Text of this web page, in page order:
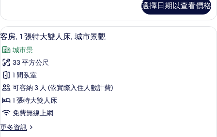
的
所
有
相
片
套
房,
2
臥
室
的
詳
情
選擇日期以查看價格
顯
示
客
房,
張
特
大
雙
高級寢具、舒適加層、迷你吧、客房
8
客房, 1 張特大雙人床, 城市景觀
城市景
33 平方公尺
1 間臥室
可容納 3 人 (依實際入住人數計費)
1 張特大雙人床
免費無線上網
更多資訊
更